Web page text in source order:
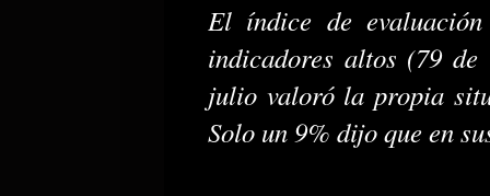
El índice de
indicadores altos (79
julio valoró la propia
Solo un 9% dijo que en